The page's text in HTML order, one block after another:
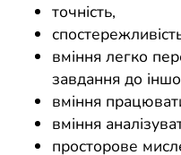
точність,
вміння легко
завдання до
вміння
вміння
просторове